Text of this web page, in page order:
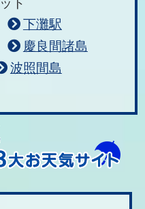
ト
下灘駅
慶良間諸島
波照間島